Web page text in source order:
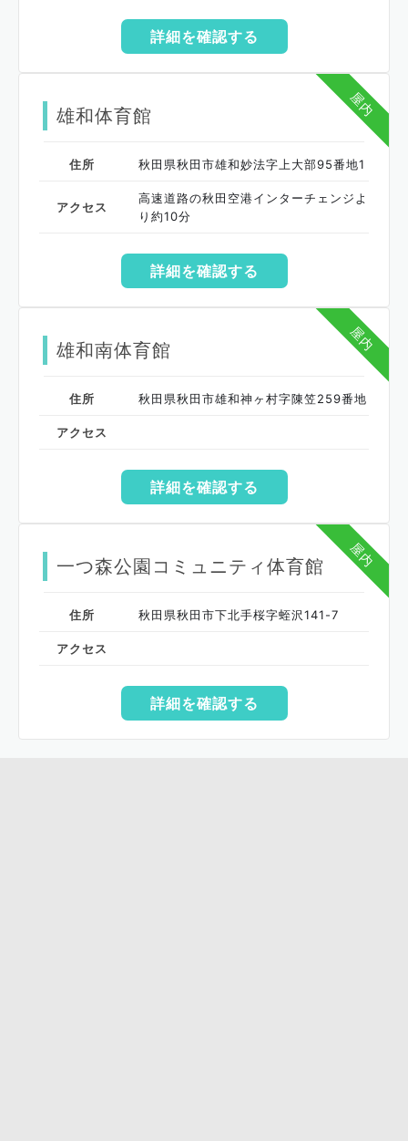
詳細を確認する
屋内
雄和体育館
住所 秋田県秋田市雄和妙法字上大部95番地1
アクセス
高速道路の秋田空港インターチェンジよ
り約10分
詳細を確認する
屋内
雄和南体育館
住所 秋田県秋田市雄和神ヶ村字陳笠259番地
アクセス
詳細を確認する
屋内
一つ森公園コミュニティ体育館
住所 秋田県秋田市下北手桜字蛭沢141-7
アクセス
詳細を確認する